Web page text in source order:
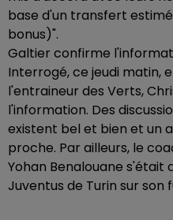
base d'un transfert estimé
bonus)".
Galtier confirme
Interrogé, ce jeudi matin,
l'entraineur des Verts,
l'information. Des
existent bel et bien et un
proche. Par ailleurs, le
Yohan Benalouane s'était
Juventus de Turin sur son